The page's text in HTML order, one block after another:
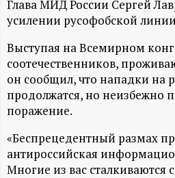
Н
-
и
н
ф
Глава МИД России Сергей
усилении русофобской
Выступая на Всемирном
соотечественников,
он сообщил, что нападки на
продолжатся, но неизбежно
поражение.
«Беспрецедентный размах
антироссийская
Многие из вас сталкиваются